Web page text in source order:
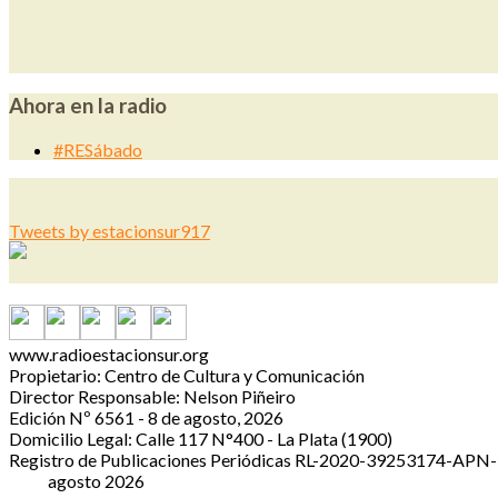
Ahora en la radio
#RESábado
Tweets by estacionsur917
www.radioestacionsur.org
Propietario: Centro de Cultura y Comunicación
Director Responsable: Nelson Piñeiro
Edición Nº 6561 - 8 de agosto, 2026
Domicilio Legal: Calle 117 N°400 - La Plata (1900)
Registro de Publicaciones Periódicas RL-2020-39253174-
agosto 2026